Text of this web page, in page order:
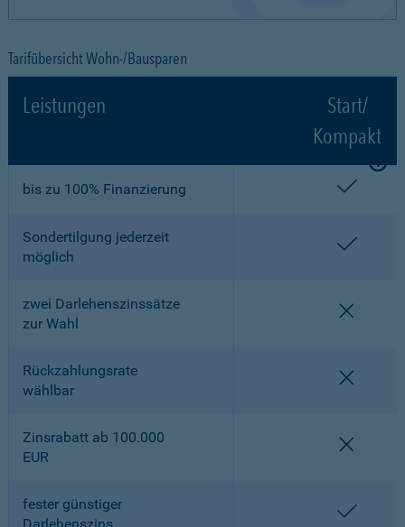
Tarifübersicht Wohn-/Bausparen
Leistungen
Start/
Kompakt
bis zu 100% Finanzierung
Sondertilgung jederzeit
möglich
zwei Darlehenszinssätze
zur Wahl
Rückzahlungsrate
wählbar
Zinsrabatt ab 100.000
EUR
fester günstiger